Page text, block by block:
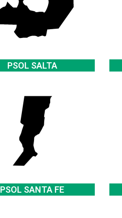
PSOL SALTA
PSOL SANTA FE